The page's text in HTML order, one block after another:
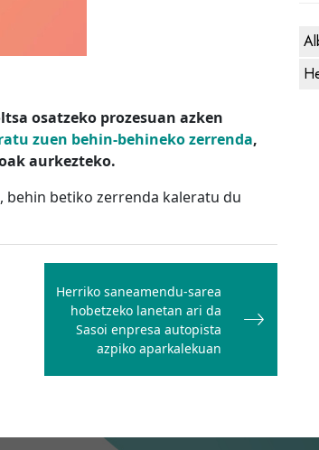
osatzeko prozesuan azken
zuen behin-behineko zerrenda,
aurkezteko.
betiko zerrenda kaleratu du
Herriko saneamendu-sarea
hobetzeko lanetan ari da
Sasoi enpresa autopista
azpiko aparkalekuan